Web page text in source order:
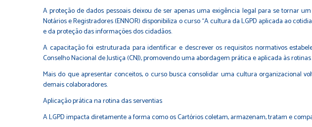
A proteção de dados pessoais deixou de ser apenas uma exigência legal para se tornar
Notários e Registradores (ENNOR) disponibiliza o curso “A cultura da LGPD aplicada ao
e da proteção das informações dos cidadãos.
A capacitação foi estruturada para identificar e descrever os requisitos normativos
Conselho Nacional de Justiça (CNJ), promovendo uma abordagem prática e aplicada às
Mais do que apresentar conceitos, o curso busca consolidar uma cultura organizacional
demais colaboradores.
Aplicação prática na rotina das serventias
A LGPD impacta diretamente a forma como os Cartórios coletam, armazenam, tratam e